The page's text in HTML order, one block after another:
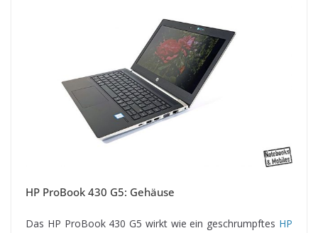
HP ProBook 430 G5: Gehäuse
Das HP ProBook 430 G5 wirkt wie ein geschrumpftes HP